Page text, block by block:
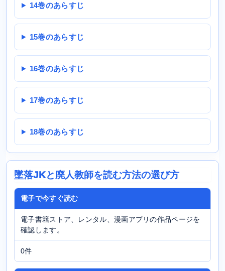
14巻のあらすじ
15巻のあらすじ
16巻のあらすじ
17巻のあらすじ
18巻のあらすじ
墜落JKと廃人教師を読む方法の選び方
電子で今すぐ読む
電子書籍ストア、レンタル、漫画アプリの作品ページを
確認します。
0件